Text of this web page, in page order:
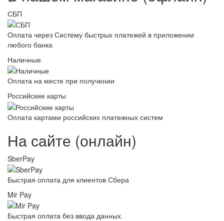
СБП
Оплата через Систему быстрых платежей в приложении
любого банка
Наличные
Оплата на месте при получении
Российские карты
Оплата картами российских платежных систем
На сайте (онлайн)
SberPay
Быстрая оплата для клиентов Сбера
Mir Pay
Быстрая оплата без ввода данных